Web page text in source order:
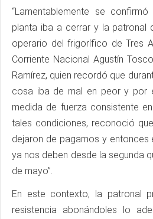
“Lamentablemente se
planta iba a cerrar y la patronal
operario del frigorífico de Tres
Corriente Nacional Agustín
Ramírez, quien recordó que
cosa iba de mal en peor y por
medida de fuerza consistente
tales condiciones, reconoció
dejaron de pagarnos y
ya nos deben desde la segunda
de mayo”.
En este contexto, la patronal
resistencia abonándoles lo